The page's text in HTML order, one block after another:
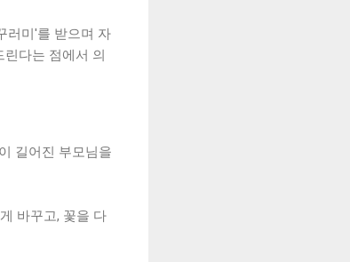
러미'를 받으며 자
다는 점에서 의
길어진 부모님을
바꾸고, 꽃을 다